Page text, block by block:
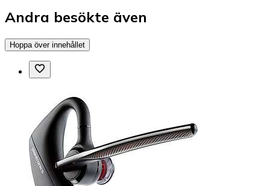
Andra besökte även
Hoppa över innehållet